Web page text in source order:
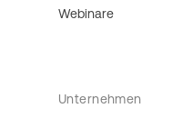
Webinare
Unternehmen